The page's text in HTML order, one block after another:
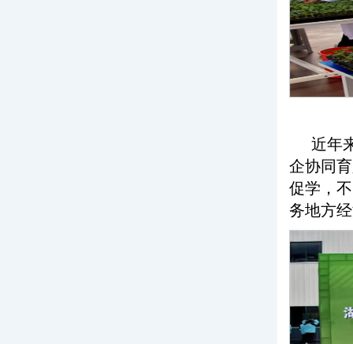
近年
企协同
促学，
务地方